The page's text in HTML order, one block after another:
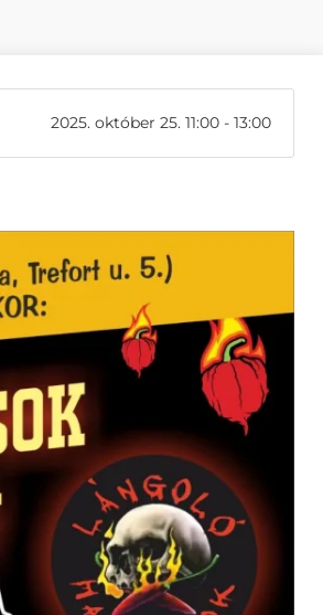
2025. október 25. 11:00 - 13:00